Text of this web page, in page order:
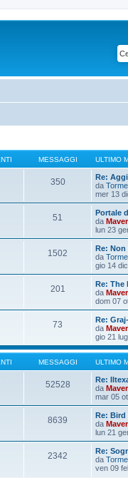
MESSAGGI ULTIMO
350
Re:
da
mer 13
51
Portale
da
lun 23
1502
Re:
da
gio 14
201
Re:
da
dom 07
73
Re:
da
gio 21
MESSAGGI ULTIMO
52528
Re:
da
mar 05
8639
Re: Bird
da
lun 21
2342
Re:
da
ven 09